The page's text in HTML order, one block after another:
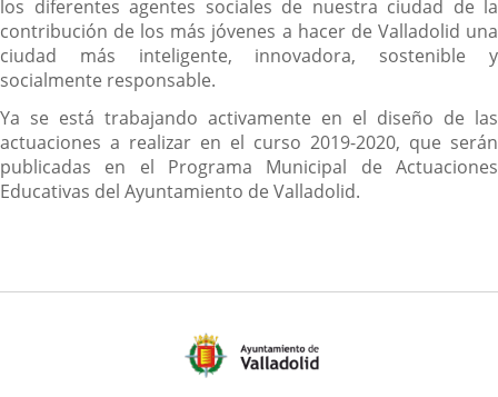
los diferentes agentes sociales de nuestra ciudad de la
contribución de los más jóvenes a hacer de Valladolid una
ciudad más inteligente, innovadora, sostenible y
socialmente responsable.
Ya se está trabajando activamente en el diseño de las
actuaciones a realizar en el curso 2019-2020, que serán
publicadas en el Programa Municipal de Actuaciones
Educativas del Ayuntamiento de Valladolid.